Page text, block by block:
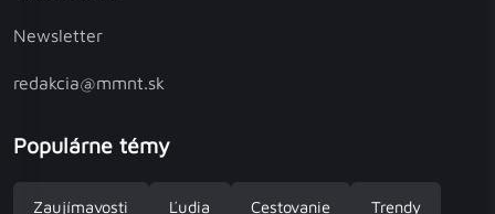
Newsletter
redakcia@mmnt.sk
Populárne témy
Zaujímavosti Ľudia Cestovanie Trendy